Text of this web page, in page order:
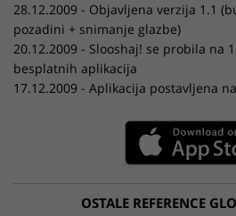
28.12.2009 - Objavljena verzija 1.1
pozadini + snimanje glazbe)
20.12.2009 - Slooshaj! se probila na
besplatnih aplikacija
17.12.2009 - Aplikacija postavljena
OSTALE REFERENCE